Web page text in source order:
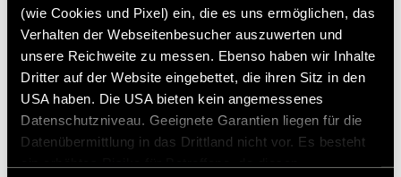
(wie Cookies und Pixel) ein, die es uns ermöglichen, das
Verhalten der Webseitenbesucher auszuwerten und
unsere Reichweite zu messen. Ebenso haben wir Inhalte
Dritter auf der Website eingebettet, die ihren Sitz in den
USA haben. Die USA bieten kein angemessenes
Datenschutzniveau. Geeignete Garantien liegen für die
Datenübermittlung in das Drittland nicht vor. Es besteht
Tilføj til ønskeliste
Passer varen til mit køretøj?
* Originalt Hymer-tilbehør er ikke tilgængeligt fra fabrikken,
men kan kun bestilles og eftermonteres via din
forhandlerpartner. Billederne kan ændres.